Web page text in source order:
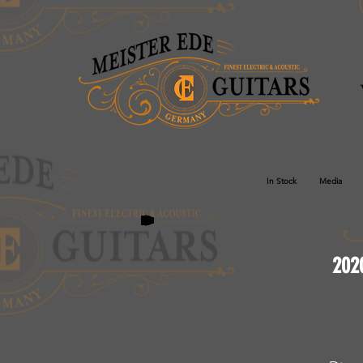
In Stock Media